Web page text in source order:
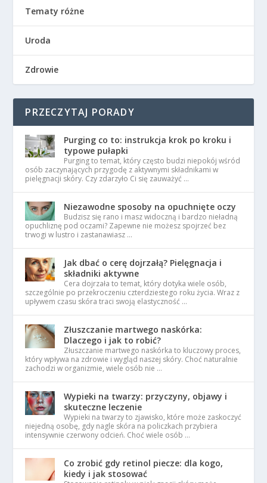
Tematy różne
Uroda
Zdrowie
PRZECZYTAJ PORADY
Purging co to: instrukcja krok po kroku i
typowe pułapki
Purging to temat, który często budzi niepokój wśród
osób zaczynających przygodę z aktywnymi składnikami w
pielęgnacji skóry. Czy zdarzyło Ci się zauważyć …
Niezawodne sposoby na opuchnięte oczy
Budzisz się rano i masz widoczną i bardzo nieładną
opuchliznę pod oczami? Zapewne nie możesz spojrzeć bez
trwogi w lustro i zastanawiasz …
Jak dbać o cerę dojrzałą? Pielęgnacja i
składniki aktywne
Cera dojrzała to temat, który dotyka wiele osób,
szczególnie po przekroczeniu czterdziestego roku życia. Wraz z
upływem czasu skóra traci swoją elastyczność …
Złuszczanie martwego naskórka:
Dlaczego i jak to robić?
Złuszczanie martwego naskórka to kluczowy proces,
który wpływa na zdrowie i wygląd naszej skóry. Choć naturalnie
zachodzi w organizmie, wiele osób nie …
Wypieki na twarzy: przyczyny, objawy i
skuteczne leczenie
Wypieki na twarzy to zjawisko, które może zaskoczyć
niejedną osobę, gdy nagle skóra na policzkach przybiera
intensywnie czerwony odcień. Choć wiele osób …
Co zrobić gdy retinol piecze: dla kogo,
kiedy i jak stosować